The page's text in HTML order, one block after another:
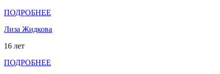
ПОДРОБНЕЕ
Лиза Жидкова
16 лет
ПОДРОБНЕЕ